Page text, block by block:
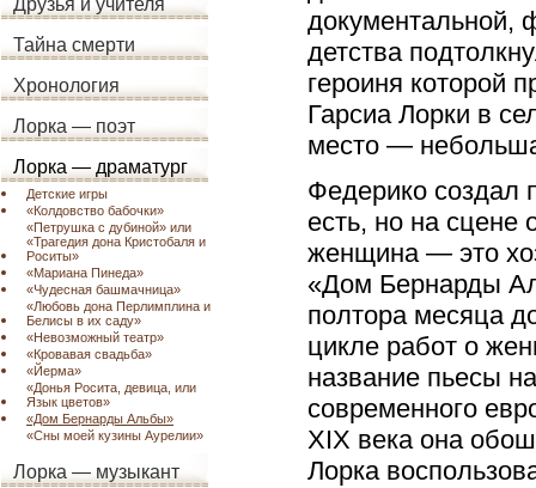
Друзья и учителя
Тайна смерти
Хронология
Лорка — поэт
Лорка — драматург
Детские игры
«Колдовство бабочки»
«Петрушка с дубиной» или
«Трагедия дона Кристобаля и
Роситы»
«Мариана Пинеда»
«Чудесная башмачница»
«Любовь дона Перлимплина и
Белисы в их саду»
«Невозможный театр»
«Кровавая свадьба»
«Йерма»
«Донья Росита, девица, или
Язык цветов»
«Дом Бернарды Альбы»
«Сны моей кузины Аурелии»
Лорка — музыкант
документальной,
детства
героиня которой
Гарсиа Лорки в
место —
Федерико создал
есть, но на сцене
женщина — это
«Дом Бернарды
полтора месяца
цикле работ о
название пьесы
современного
XIX века она
Лорка